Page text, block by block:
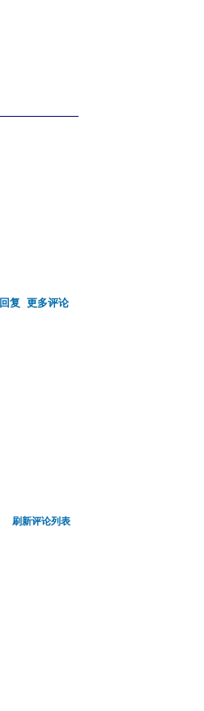
回复 更多评论
刷新评论列表